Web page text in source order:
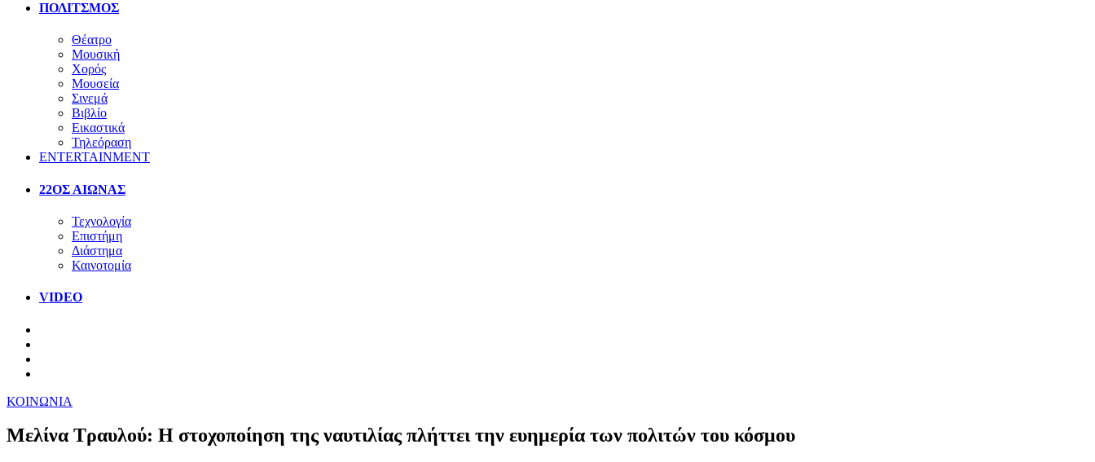
ΠΟΛΙΤΣΜΟΣ
Θέατρο
Μουσική
Χορός
Μουσεία
Σινεμά
Βιβλίο
Εικαστικά
Τηλεόραση
ENTERTAINMENT
22ΟΣ ΑΙΩΝΑΣ
Τεχνολογία
Επιστήμη
Διάστημα
Καινοτομία
VIDEO
ΚΟΙΝΩΝΙΑ
Μελίνα Τραυλού: Η στοχοποίηση της ναυτιλίας πλήττει την ευημερία των πολιτών του κόσμου